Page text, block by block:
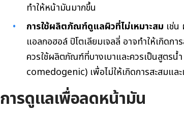
ทำให้หน้ามันมากขึ้น
การใช้ผลิตภัณฑ์ดูแลผิวที่ไม่เหมาะสม เช่
แอลกอฮอล์ ปิโตเลียมเจลลี่ อาจทำให้เกิด
ควรใช้ผลิตภัณฑ์ที่บางเบาและควรเป็นสูตรน้
comedogenic) เพื่อไม่ให้เกิดการสะสมแล
การดูแลเพื่อลดหน้ามัน